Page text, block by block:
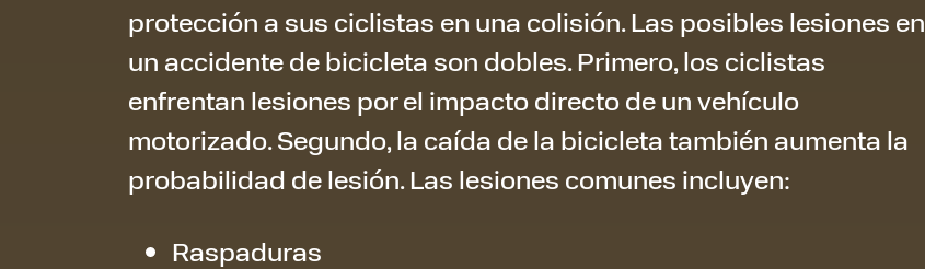
protección a sus ciclistas en una colisión. Las posibles lesiones en
un accidente de bicicleta son dobles. Primero, los ciclistas
enfrentan lesiones por el impacto directo de un vehículo
motorizado. Segundo, la caída de la bicicleta también aumenta la
probabilidad de lesión. Las lesiones comunes incluyen:
Raspaduras